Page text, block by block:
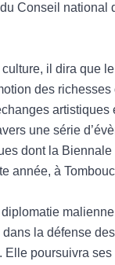
Conseil national
culture, il dira que
des
artistiques
une série
dont la Biennale
année, à
diplomatie
la défense
Elle poursuivra ses